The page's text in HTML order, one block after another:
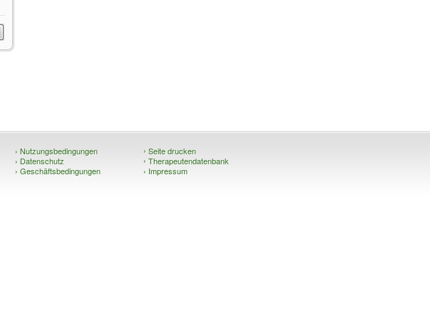
› Nutzungsbedingungen
› Datenschutz
› Geschäftsbedingungen
› Seite drucken
› Therapeutendatenbank
› Impressum